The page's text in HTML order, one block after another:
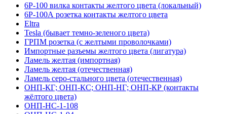
6Р-100 вилка контакты желтого цвета (локальный)
6Р-100А розетка контакты желтого цвета
Eltra
Tesla (бывает темно-зеленого цвета)
ГРПМ розетка (с желтыми проволочками)
Импортные разъемы желтого цвета (лигатура)
Ламель желтая (импортная)
Ламель желтая (отечественная)
Ламель серо-стального цвета (отечественная)
ОНП-КГ; ОНП-КС; ОНП-НГ; ОНП-КР (контакты
жёлтого цвета)
ОНП-НС-1-108